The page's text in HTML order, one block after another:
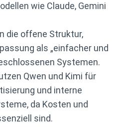
wie Claude, Gemini
die offene Struktur,
als „einfacher und
Systemen.
Qwen und Kimi für
und interne
da Kosten und
sind.